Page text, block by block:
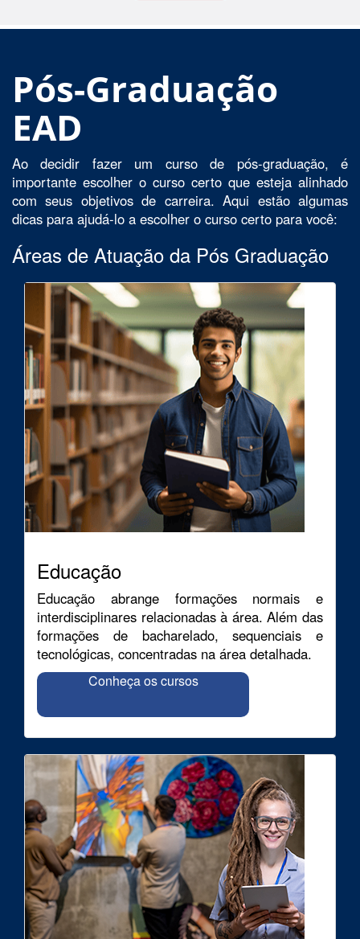
Pós-Graduação
EAD
Ao decidir fazer um curso de pós-graduação, é
importante escolher o curso certo que esteja alinhado
com seus objetivos de carreira. Aqui estão algumas
dicas para ajudá-lo a escolher o curso certo para você:
Áreas de Atuação da Pós Graduação
Educação
Educação abrange formações normais e
interdisciplinares relacionadas à área. Além das
formações de bacharelado, sequenciais e
tecnológicas, concentradas na área detalhada.
Conheça os cursos